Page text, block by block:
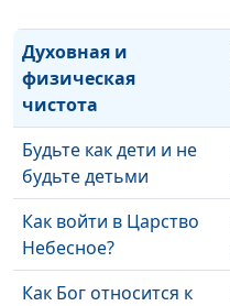
Духовная и
физическая
чистота
Будьте как дети и не
будьте детьми
Как войти в Царство
Небесное?
Как Бог относится к